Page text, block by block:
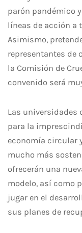
parón pandémico
líneas de acción a
Asimismo,
representantes de
la Comisión de
convenido será
Las universidades
para la
economía circular
mucho más
ofrecerán una
modelo, así como
jugar en el
sus planes de